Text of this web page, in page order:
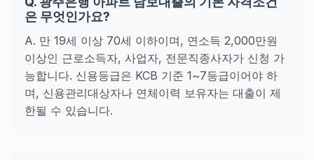
은 무엇인가요?
A. 만 19세 이상 70세 이하이며, 연소득 2,000만원
이상인 근로소득자, 사업자, 전문직종사자가 신청 가
능합니다. 신용등급은 KCB 기준 1~7등급이어야 하
며, 신용관리대상자나 연체이력 보유자는 대출이 제
한될 수 있습니다.